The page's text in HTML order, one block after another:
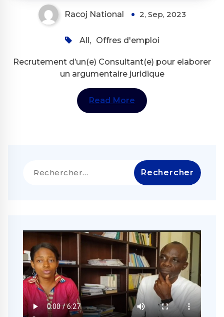
Racoj National 2, Sep, 2023
All , Offres d'emploi
Recrutement d’un(e) Consultant(e) pour elaborer
un argumentaire juridique
Read More